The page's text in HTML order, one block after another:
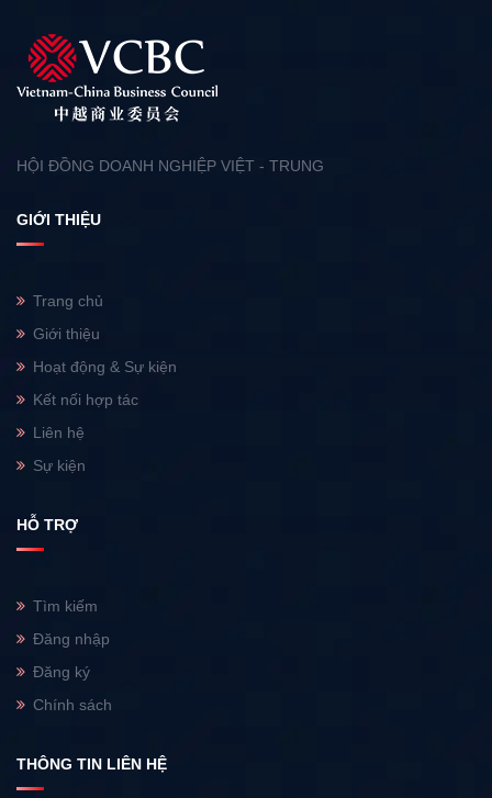
HỘI ĐỒNG DOANH NGHIỆP VIỆT - TRUNG
GIỚI THIỆU
Trang chủ
Giới thiệu
Hoạt động & Sự kiện
Kết nối hợp tác
Liên hệ
Sự kiện
HỖ TRỢ
Tìm kiếm
Đăng nhập
Đăng ký
Chính sách
THÔNG TIN LIÊN HỆ